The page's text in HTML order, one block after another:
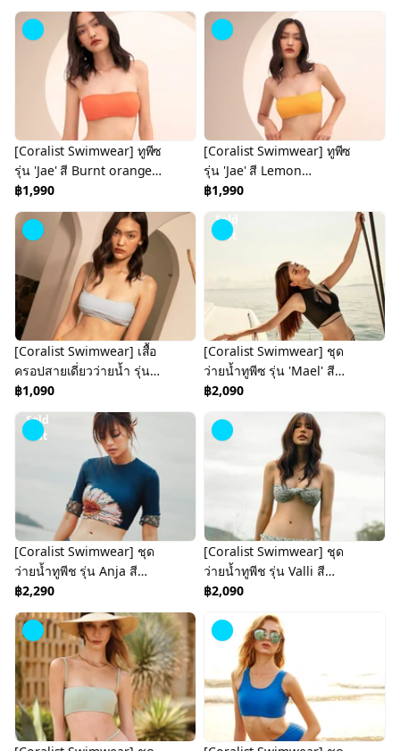
(CREX278)
[Coralist Swimwear] ทูพีซ
รุ่น 'Jae' สี Burnt orange
(CREX220)
฿1,990
[Coralist Swimwear] ทูพีซ
รุ่น 'Jae' สี Lemon
(CREX219)
฿1,990
[Coralist Swimwear] เสื้อ
ครอปสายเดี่ยวว่ายน้ำ รุ่น
Quinn สี Pastel Blue
(CREX277)
฿1,090
Sold
Out
[Coralist Swimwear] ชุด
ว่ายน้ำทูพีซ รุ่น 'Mael' สี
Midnight (CREX245)
฿2,090
Sold
Out
[Coralist Swimwear] ชุด
ว่ายน้ำทูพีช รุ่น Anja สี
Midnight Daisy
(CREX197)
฿2,290
[Coralist Swimwear] ชุด
ว่ายน้ำทูพีช รุ่น Valli สี
Sunrise Garden
฿2,090